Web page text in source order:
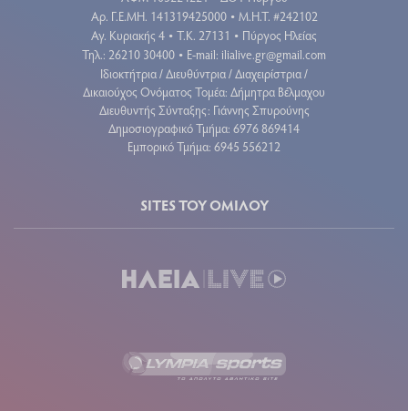
Aρ. Γ.Ε.ΜΗ. 141319425000 • Μ.Η.Τ. #242102
Αγ. Κυριακής 4 • Τ.Κ. 27131 • Πύργος Ηλείας
Τηλ.: 26210 30400 • E-mail: ilialive.gr@gmail.com
Ιδιοκτήτρια / Διευθύντρια / Διαχειρίστρια /
Δικαιούχος Ονόματος Τομέα: Δήμητρα Βέλμαχου
Διευθυντής Σύνταξης: Γιάννης Σπυρούνης
Δημοσιογραφικό Τμήμα: 6976 869414
Εμπορικό Τμήμα: 6945 556212
SITES ΤΟΥ ΟΜΙΛΟΥ